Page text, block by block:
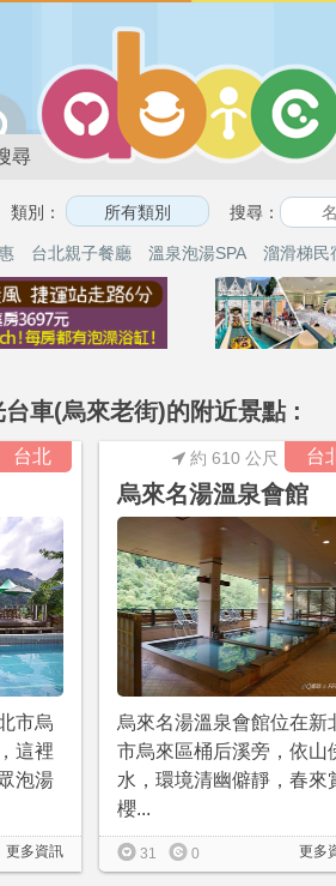
尋
類別： 搜尋：
台北親子餐廳 溫泉泡湯SPA 溜滑梯民
車(烏來老街)的附近景點 :
台北
市烏
這裡
泡湯
更多資訊
台
約 610 公尺
烏來名湯溫泉會館
烏來名湯溫泉會館位在新
市烏來區桶后溪旁，依山
水，環境清幽僻靜，春來
櫻...
更多
31 0